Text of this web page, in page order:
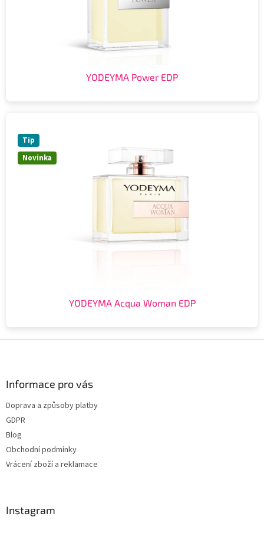
YODEYMA Power EDP
Novinka
Tip
YODEYMA Acqua Woman EDP
Informace pro vás
Doprava a způsoby platby
GDPR
Blog
Obchodní podmínky
Vrácení zboží a reklamace
Instagram